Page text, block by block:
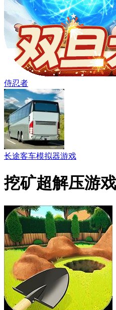
侍忍者
长途客车模拟器游戏
挖矿超解压游戏